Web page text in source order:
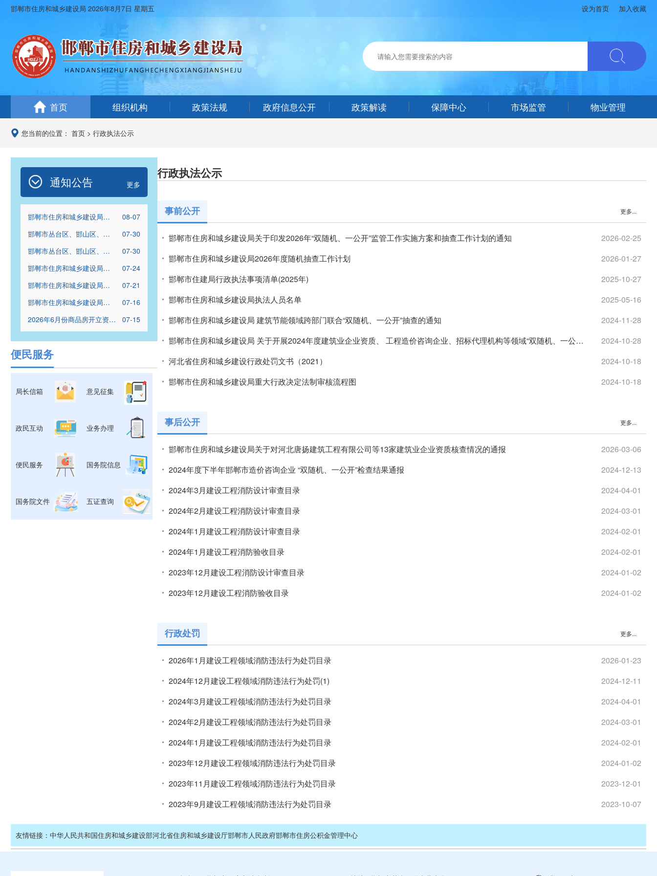
邯郸市住房和城乡建设局 2026年8月7日 星期五 设为首页 加入收藏
首页 组织机构 政策法规 政府信息公开 政策解读 保障中心 市场监管 物业管理
您当前的位置： 首页 > 行政执法公示
通知公告 更多
邯郸市住房和城乡建设局关
公司等21家建筑业企业资质
核查情况的通报
08-07
邯郸市丛台区、邯山区、复
房普通批配租结果公示名单
07-30
邯郸市丛台区、邯山区、复
房优先批配租结果公示名单
07-30
邯郸市住房和城乡建设局关
公司等13家建筑业企业资质
核查情况的通报
07-24
邯郸市住房和城乡建设局关
业资质和施工图审查机构资
格“双随机、一公开”联合检查
工作的通知
07-21
邯郸市住房和城乡建设局关
公司等10家建筑业企业资质
核查情况的通报
07-16
2026年6月份商品房开立资金
监管账户明细
07-15
便民服务
局长信箱 意见征集
政民互动 业务办理
便民服务 国务院信息
国务院文件 五证查询
行政执法公示
事前公开 更多...
邯郸市住房和城乡建设局关于印发2026年“双随机、一公开”监管工作实施方案和抽查工作计划的通知
2026-02-25
邯郸市住房和城乡建设局2026年度随机抽查工作计划
2026-01-27
邯郸市住建局行政执法事项清单(2025年)
2025-10-27
邯郸市住房和城乡建设局执法人员名单
2025-05-16
邯郸市住房和城乡建设局 建筑节能领域跨部门联合“双随机、一公开”抽查的通知
2024-11-28
邯郸市住房和城乡建设局 关于开展2024年度建筑业企业资质、 工程造价咨询企业、招标代理机构等领域“双随机、一公
开”核查工作的通知
2024-10-28
河北省住房和城乡建设行政处罚文书（2021）
2024-10-18
邯郸市住房和城乡建设局重大行政决定法制审核流程图
2024-10-18
事后公开 更多...
邯郸市住房和城乡建设局关于对河北唐扬建筑工程有限公司等13家建筑业企业资质核查情况的通报
2026-03-06
2024年度下半年邯郸市造价咨询企业 “双随机、一公开”检查结果通报
2024-12-13
2024年3月建设工程消防设计审查目录
2024-04-01
2024年2月建设工程消防设计审查目录
2024-03-01
2024年1月建设工程消防设计审查目录
2024-02-01
2024年1月建设工程消防验收目录
2024-02-01
2023年12月建设工程消防设计审查目录
2024-01-02
2023年12月建设工程消防验收目录
2024-01-02
行政处罚 更多...
2026年1月建设工程领域消防违法行为处罚目录
2026-01-23
2024年12月建设工程领域消防违法行为处罚(1)
2024-12-11
2024年3月建设工程领域消防违法行为处罚目录
2024-04-01
2024年2月建设工程领域消防违法行为处罚目录
2024-03-01
2024年1月建设工程领域消防违法行为处罚目录
2024-02-01
2023年12月建设工程领域消防违法行为处罚目录
2024-01-02
2023年11月建设工程领域消防违法行为处罚目录
2023-12-01
2023年9月建设工程领域消防违法行为处罚目录
2023-10-07
友情链接： 中华人民共和国住房和城乡建设部河北省住房和城乡建设厅邯郸市人民政府邯郸市住房公积金管理中心